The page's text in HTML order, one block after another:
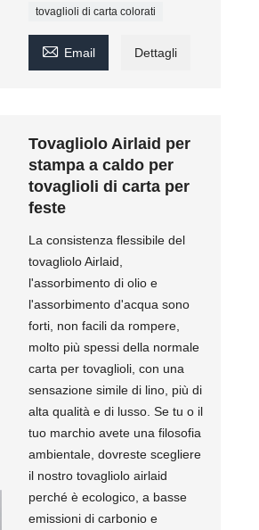
tovaglioli di carta colorati
 Email Dettagli
Tovagliolo Airlaid per
stampa a caldo per
tovaglioli di carta per
feste
La consistenza flessibile del
tovagliolo Airlaid,
l'assorbimento di olio e
l'assorbimento d'acqua sono
forti, non facili da rompere,
molto più spessi della normale
carta per tovaglioli, con una
sensazione simile di lino, più di
alta qualità e di lusso. Se tu o il
tuo marchio avete una filosofia
ambientale, dovreste scegliere
il nostro tovagliolo airlaid
perché è ecologico, a basse
emissioni di carbonio e